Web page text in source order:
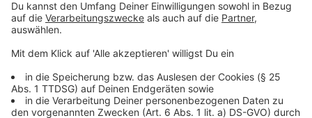
Reflexion legen. "Künstliche Intelligenz in der Schule
eröffnet neue Möglichkeiten für personalisiertes
Lernen", so der Experte.
Anzeige